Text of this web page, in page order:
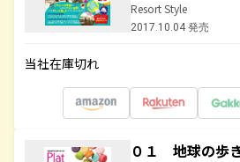
Resort Style
2017.10.04 発売
当社在庫切れ
０１ 地球の歩